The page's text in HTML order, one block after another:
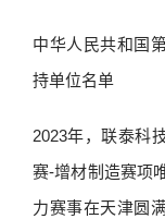
中华人民共和国
持单位名单
2023年，联泰科
赛-增材制造赛项
力赛事在天津圆